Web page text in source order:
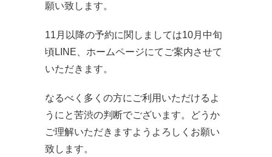
願い致します。
11月以降の予約に関しましては10月中旬
頃LINE、ホームページにてご案内させて
いただきます。
なるべく多くの方にご利用いただけるよ
うにと苦渋の判断でございます。どうか
ご理解いただきますようよろしくお願い
致します。